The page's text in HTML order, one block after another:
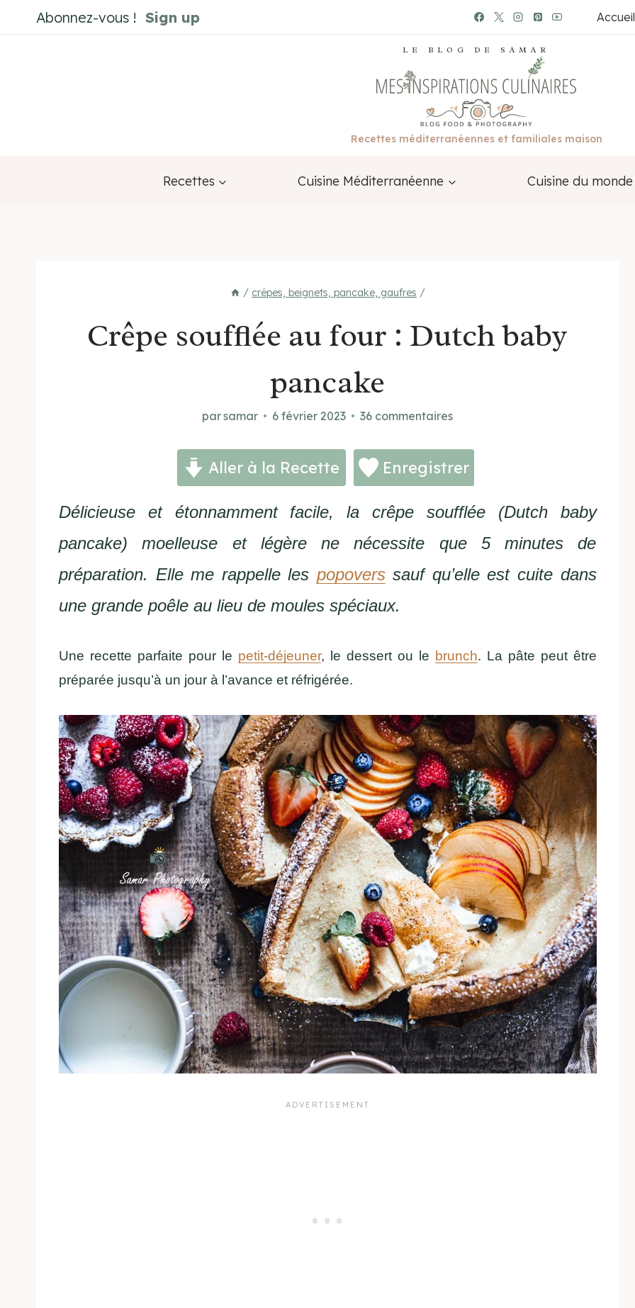
au
Abonnez-vous ! Sign up Accueil
LE BLOG DE SAMAR
Recettes méditerranéennes et familiales maison
Recettes Cuisine Méditerranéenne Cuisine du monde
/ crêpes, beignets, pancake, gaufres /
Crêpe soufflée au four : Dutch baby
pancake
parsamar 6 février 2023 36 commentaires
Aller à la Recette Enregistrer
Délicieuse et étonnamment facile, la crêpe soufflée (Dutch baby
pancake) moelleuse et légère ne nécessite que 5 minutes de
préparation. Elle me rappelle les popoverssauf qu’elle est cuite dans
une grande poêle au lieu de moules spéciaux.
Une recette parfaite pour le petit-déjeuner, le dessert ou le brunch. La pâte peut être
préparée jusqu’à un jour à l’avance et réfrigérée.